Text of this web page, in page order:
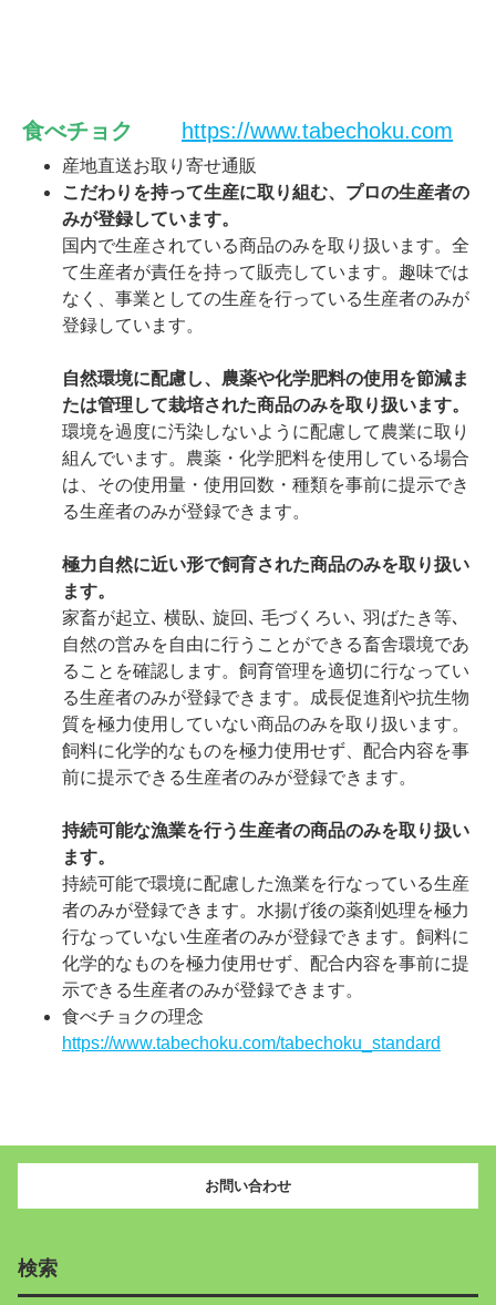
食べチョク https://www.tabechoku.com
産地直送お取り寄せ通販
こだわりを持って生産に取り組む、プロの生産者の
みが登録しています。
国内で生産されている商品のみを取り扱います。全
て生産者が責任を持って販売しています。趣味では
なく、事業としての生産を行っている生産者のみが
登録しています。
自然環境に配慮し、農薬や化学肥料の使用を節減ま
たは管理して栽培された商品のみを取り扱います。
環境を過度に汚染しないように配慮して農業に取り
組んでいます。農薬・化学肥料を使用している場合
は、その使用量・使用回数・種類を事前に提示でき
る生産者のみが登録できます。
極力自然に近い形で飼育された商品のみを取り扱い
ます。
家畜が起立､ 横臥､ 旋回､ 毛づくろい､ 羽ばたき等､
自然の営みを自由に行うことができる畜舎環境であ
ることを確認します。飼育管理を適切に行なってい
る生産者のみが登録できます。成長促進剤や抗生物
質を極力使用していない商品のみを取り扱います。
飼料に化学的なものを極力使用せず、配合内容を事
前に提示できる生産者のみが登録できます。
持続可能な漁業を行う生産者の商品のみを取り扱い
ます。
持続可能で環境に配慮した漁業を行なっている生産
者のみが登録できます。水揚げ後の薬剤処理を極力
行なっていない生産者のみが登録できます。飼料に
化学的なものを極力使用せず、配合内容を事前に提
示できる生産者のみが登録できます。
食べチョクの理念
https://www.tabechoku.com/tabechoku_standard
お問い合わせ
検索